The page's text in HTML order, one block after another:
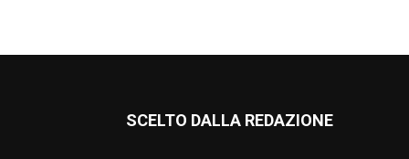
SCELTO DALLA REDAZIONE